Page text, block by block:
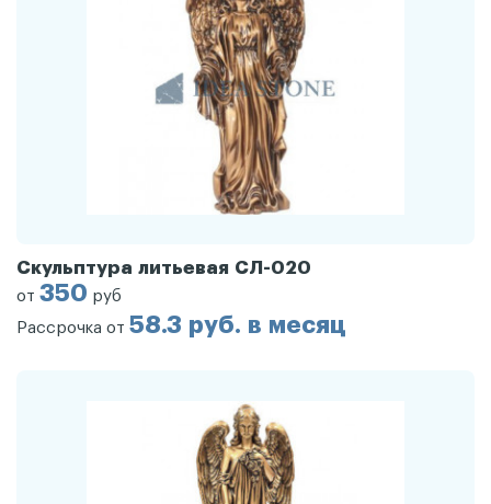
Скульптура литьевая СЛ-020
от 350 руб
Рассрочка от 58.3 руб. в месяц